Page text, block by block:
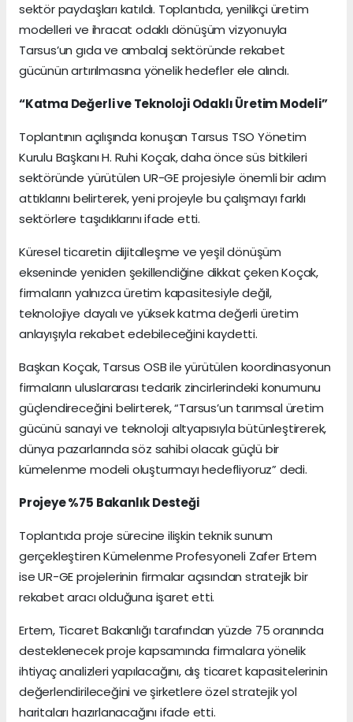
sektör paydaşları katıldı. Toplantıda, yenilikçi üretim
modelleri ve ihracat odaklı dönüşüm vizyonuyla
Tarsus’un gıda ve ambalaj sektöründe rekabet
gücünün artırılmasına yönelik hedefler ele alındı.
“Katma Değerli ve Teknoloji Odaklı Üretim Modeli”
Toplantının açılışında konuşan Tarsus TSO Yönetim
Kurulu Başkanı H. Ruhi Koçak, daha önce süs bitkileri
sektöründe yürütülen UR-GE projesiyle önemli bir adım
attıklarını belirterek, yeni projeyle bu çalışmayı farklı
sektörlere taşıdıklarını ifade etti.
Küresel ticaretin dijitalleşme ve yeşil dönüşüm
ekseninde yeniden şekillendiğine dikkat çeken Koçak,
firmaların yalnızca üretim kapasitesiyle değil,
teknolojiye dayalı ve yüksek katma değerli üretim
anlayışıyla rekabet edebileceğini kaydetti.
Başkan Koçak, Tarsus OSB ile yürütülen koordinasyonun
firmaların uluslararası tedarik zincirlerindeki konumunu
güçlendireceğini belirterek, “Tarsus’un tarımsal üretim
gücünü sanayi ve teknoloji altyapısıyla bütünleştirerek,
dünya pazarlarında söz sahibi olacak güçlü bir
kümelenme modeli oluşturmayı hedefliyoruz” dedi.
Projeye %75 Bakanlık Desteği
Toplantıda proje sürecine ilişkin teknik sunum
gerçekleştiren Kümelenme Profesyoneli Zafer Ertem
ise UR-GE projelerinin firmalar açısından stratejik bir
rekabet aracı olduğuna işaret etti.
Ertem, Ticaret Bakanlığı tarafından yüzde 75 oranında
desteklenecek proje kapsamında firmalara yönelik
ihtiyaç analizleri yapılacağını, dış ticaret kapasitelerinin
değerlendirileceğini ve şirketlere özel stratejik yol
haritaları hazırlanacağını ifade etti.